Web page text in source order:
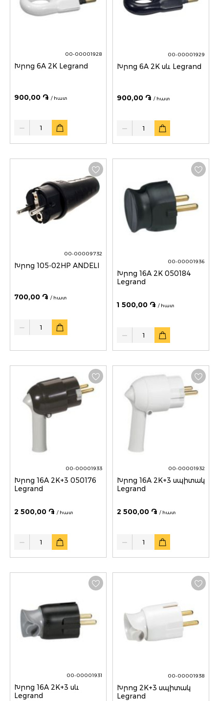
00-00001928
Խրոց 6A 2K Legrand
900,00 ֏ / հատ
Quantity
00-00001929
Խրոց 6A 2K սև Legrand
900,00 ֏ / հատ
Quantity
00-00009732
Խրոց 105-02HP ANDELI
700,00 ֏ / հատ
Quantity
00-00001936
Խրոց 16A 2K 050184
Legrand
1 500,00 ֏ / հատ
Quantity
00-00001933
Խրոց 16A 2K+3 050176
Legrand
2 500,00 ֏ / հատ
Quantity
00-00001932
Խրոց 16A 2K+3 սպիտակ
Legrand
2 500,00 ֏ / հատ
Quantity
00-00001931
Խրոց 16A 2K+3 սև
Legrand
00-00001938
Խրոց 2K+3 սպիտակ
Legrand